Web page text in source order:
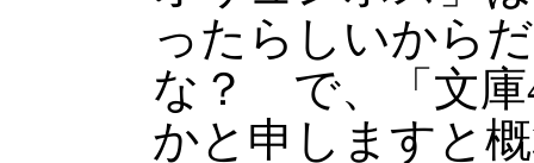
ったらしいから
な？ で、「文庫
かと申しますと